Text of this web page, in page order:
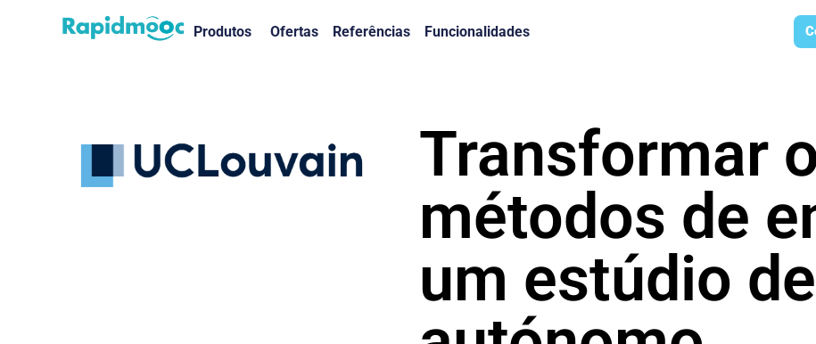
Produtos Ofertas Referências Funcionalidades
Transformar
métodos de
um estúdio